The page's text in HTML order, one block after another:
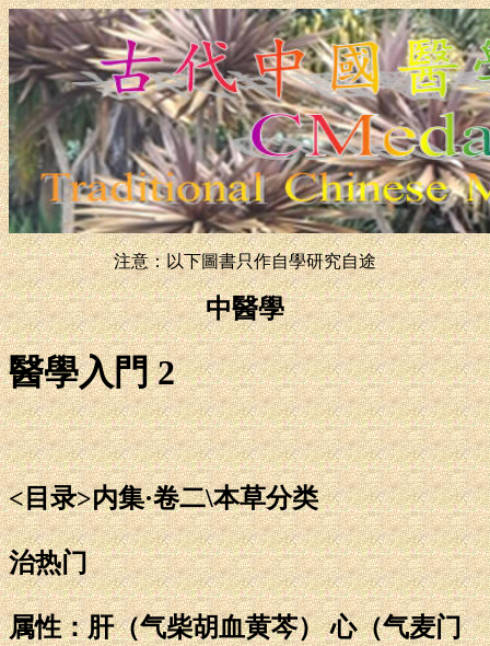
注意：以下圖書只作自學研究自途
中醫學
醫學入門 2
<目录>内集·卷二\本草分类
治热门
属性：肝（气柴胡血黄芩） 心（气麦门